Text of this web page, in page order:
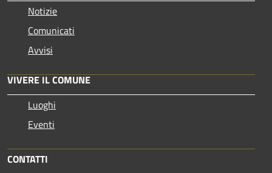
Notizie
Comunicati
Avvisi
VIVERE IL COMUNE
Luoghi
Eventi
CONTATTI